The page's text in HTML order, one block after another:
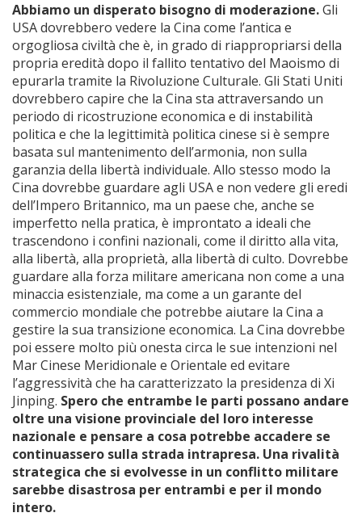
Abbiamo un disperato bisogno di moderazione.Gli
USA dovrebbero vedere la Cina come l’antica e
orgogliosa civiltà che è, in grado di riappropriarsi della
propria eredità dopo il fallito tentativo del Maoismo di
epurarla tramite la Rivoluzione Culturale. Gli Stati Uniti
dovrebbero capire che la Cina sta attraversando un
periodo di ricostruzione economica e di instabilità
politica e che la legittimità politica cinese si è sempre
basata sul mantenimento dell’armonia, non sulla
garanzia della libertà individuale. Allo stesso modo la
Cina dovrebbe guardare agli USA e non vedere gli eredi
dell’Impero Britannico, ma un paese che, anche se
imperfetto nella pratica, è improntato a ideali che
trascendono i confini nazionali, come il diritto alla vita,
alla libertà, alla proprietà, alla libertà di culto. Dovrebbe
guardare alla forza militare americana non come a una
minaccia esistenziale, ma come a un garante del
commercio mondiale che potrebbe aiutare la Cina a
gestire la sua transizione economica. La Cina dovrebbe
poi essere molto più onesta circa le sue intenzioni nel
Mar Cinese Meridionale e Orientale ed evitare
l’aggressività che ha caratterizzato la presidenza di Xi
Jinping. Spero che entrambe le parti possano andare
oltre una visione provinciale del loro interesse
nazionale e pensare a cosa potrebbe accadere se
continuassero sulla strada intrapresa. Una rivalità
strategica che si evolvesse in un conflitto militare
sarebbe disastrosa per entrambi e per il mondo
intero.